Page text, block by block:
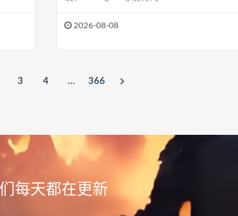
2026-08-08
3 4 … 366
每天都在更新